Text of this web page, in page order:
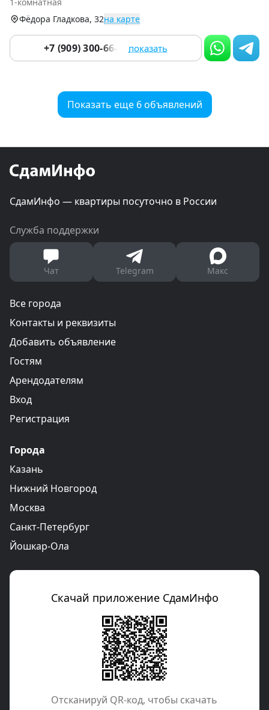
1-комнатная
Фёдора Гладкова, 32на карте
+7 (909) 300-66-90 показать
Показать еще 6 объявлений
СдамИнфо — квартиры посуточно в России
Служба поддержки
Чат Telegram Макс
Все города
Контакты и реквизиты
Добавить объявление
Гостям
Арендодателям
Вход
Регистрация
Города
Казань
Нижний Новгород
Москва
Санкт-Петербург
Йошкар-Ола
Скачай приложение СдамИнфо
Отcканируй QR-код, чтобы скачать